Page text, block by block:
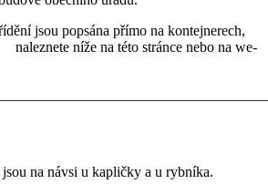
jsou po­psá­na pří­mo na kon­tej­ne­rech,
níže na této stránce nebo na we­
na návsi u kapličky a u rybníka.